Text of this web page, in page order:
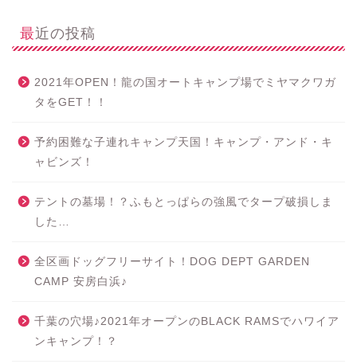
最近の投稿
2021年OPEN！龍の国オートキャンプ場でミヤマクワガ
タをGET！！
予約困難な子連れキャンプ天国！キャンプ・アンド・キ
ャビンズ！
テントの墓場！？ふもとっぱらの強風でタープ破損しま
した…
全区画ドッグフリーサイト！DOG DEPT GARDEN
CAMP 安房白浜♪
千葉の穴場♪2021年オープンのBLACK RAMSでハワイア
ンキャンプ！？